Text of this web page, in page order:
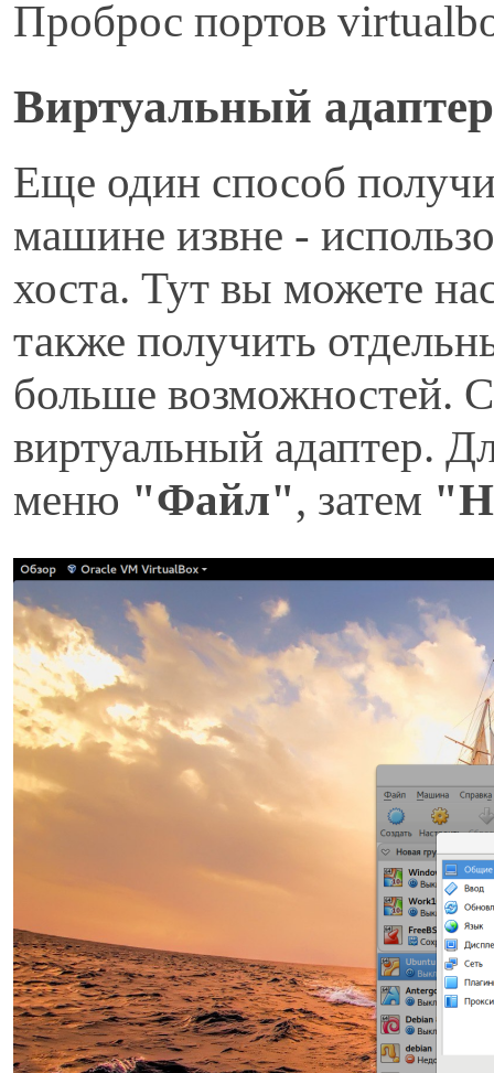
Проброс портов
Виртуальный
Еще один способ
машине извне -
хоста. Тут вы можете
также получить
больше возможностей.
виртуальный адаптер.
меню "Файл", затем